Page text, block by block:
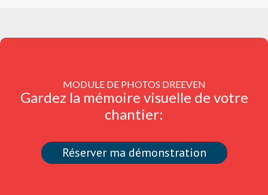
MODULE DE PHOTOS DREEVEN
Gardez la mémoire visuelle de votre
chantier:
Réserver ma démonstration